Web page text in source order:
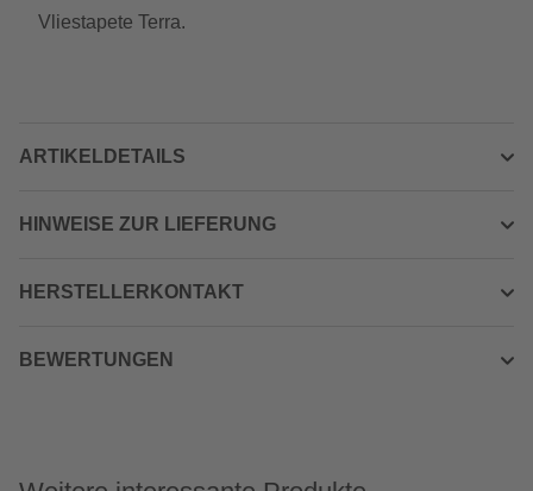
Vliestapete Terra.
ARTIKELDETAILS
HINWEISE ZUR LIEFERUNG
HERSTELLERKONTAKT
BEWERTUNGEN